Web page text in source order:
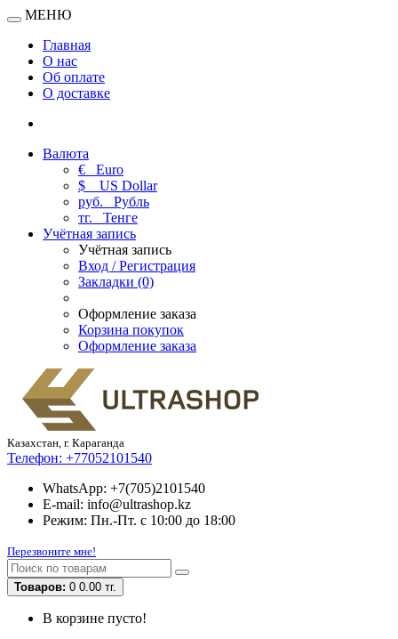
МЕНЮ
Главная
О нас
Об оплате
О доставке
Валюта
€ Euro
$
US Dollar
руб. Рубль
тг. Тенге
Учётная запись
Учётная запись
Вход / Регистрация
Закладки (0)
Оформление заказа
Корзина покупок
Оформление заказа
Казахстан, г. Караганда
Телефон: +77052101540
WhatsApp: +7(705)2101540
E-mail: info@ultrashop.kz
Режим: Пн.-Пт. с 10:00 до 18:00
Перезвоните мне!
Товаров: 0 0.00 тг.
В корзине пусто!